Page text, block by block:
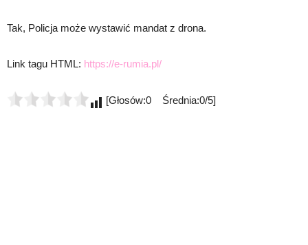
Tak, Policja może wystawić mandat z drona.
Link tagu HTML: https://e-rumia.pl/
[Głosów:0 Średnia:0/5]